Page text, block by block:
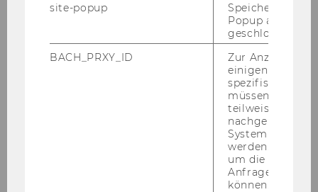
Univ.Prof. Dr. Reiner Springer
Institut für
Betriebswirtschaftslehre des
o. Univ.Prof. Dr. Josef Mugler
Betriebswirtschaftslehre der
Klein- und Mittelbetriebe
site-popup
Speichert ob ein
Popup
geschlossen
BACH_PRXY_ID
Zur Anzeige von
einigen WU-
spezifischen
müssen
teilweise von
nachgelagerten
System
werden.
um die Antwort
Anfrage
können.